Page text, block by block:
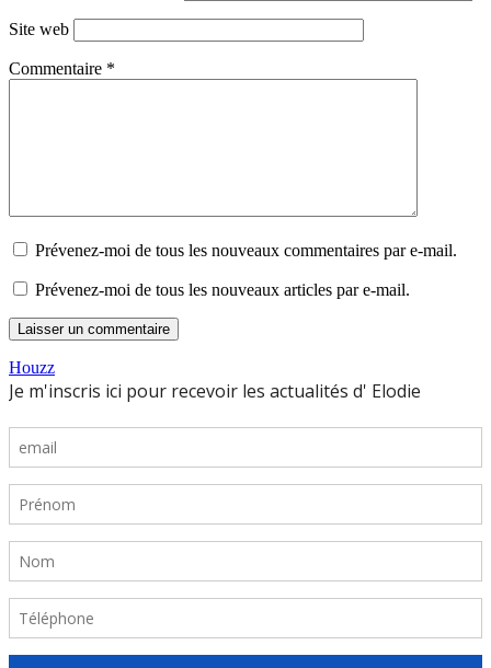
Site web
Commentaire *
Prévenez-moi de tous les nouveaux commentaires par e-mail.
Prévenez-moi de tous les nouveaux articles par e-mail.
Houzz